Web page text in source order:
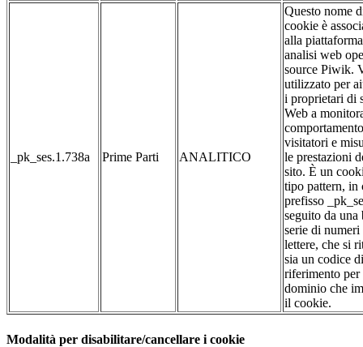
_pk_ses.1.738a Prime Parti ANALITICO
Questo nome
cookie è
alla
analisi web
source Piwik.
utilizzato per
i proprietari di
Web a
visitatori e
le prestazioni
sito. È un
tipo pattern, in
prefisso
seguito da una
serie di numeri
lettere, che si
sia un codice di
riferimento
dominio che
il cookie.
Modalità per disabilitare/cancellare i cookie